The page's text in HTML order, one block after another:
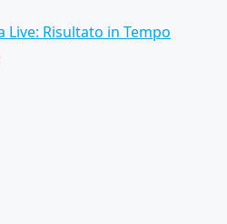
Live: Risultato in Tempo